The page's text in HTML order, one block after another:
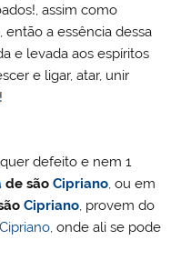
assim como
então a essência dessa
e levada aos espíritos
e ligar, atar, unir
!
defeito e nem 1
de sãoCipriano, ou em
Cipriano, provem do
Cipriano, onde ali se pode